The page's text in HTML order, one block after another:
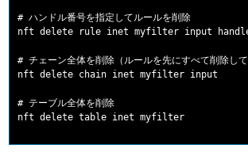
# ハンドル番号を指定してルールを削除
nft delete rule inet myfilter input
# チェーン全体を削除（ルールを先にすべて削除して
nft delete chain inet myfilter input
# テーブル全体を削除